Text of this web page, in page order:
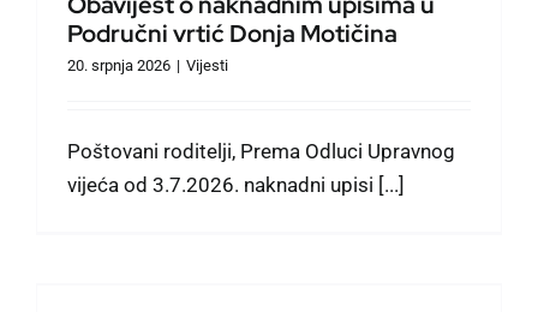
Područni vrtić Donja Motičina
20. srpnja 2026 | Vijesti
Poštovani roditelji, Prema Odluci Upravnog
vijeća od 3.7.2026. naknadni upisi [...]